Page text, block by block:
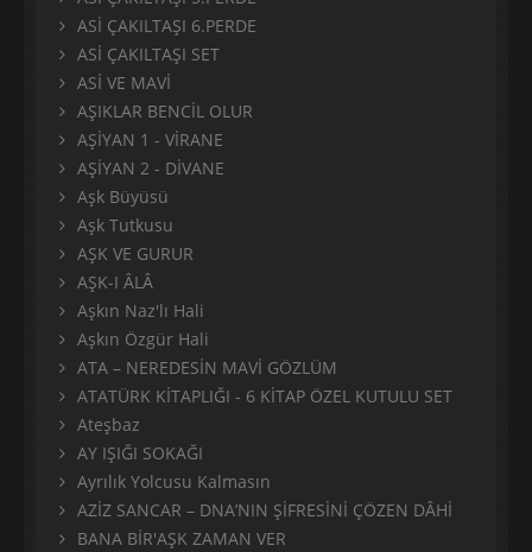
ASİ ÇAKILTAŞI 6.PERDE
ASİ ÇAKILTAŞI SET
ASİ VE MAVİ
AŞIKLAR BENCİL OLUR
AŞİYAN 1 - VİRANE
AŞİYAN 2 - DİVANE
Aşk Büyüsü
Aşk Tutkusu
AŞK VE GURUR
AŞK-I ÂLÂ
Aşkın Naz'lı Hali
Aşkın Özgür Hali
ATA – NEREDESİN MAVİ GÖZLÜM
ATATÜRK KİTAPLIĞI - 6 KİTAP ÖZEL KUTULU SET
Ateşbaz
AY IŞIĞI SOKAĞI
Ayrılık Yolcusu Kalmasın
AZİZ SANCAR – DNA’NIN ŞİFRESİNİ ÇÖZEN DÂHİ
BANA BİR'AŞK ZAMAN VER